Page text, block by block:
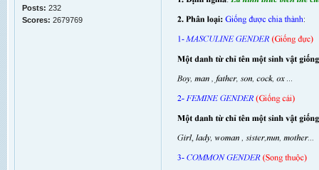
Posts: 232
Scores: 2679769